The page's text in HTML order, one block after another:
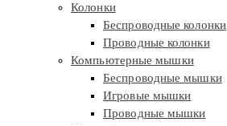
Колонки
Беспроводные колонки
Проводные колонки
Компьютерные мышки
Беспроводные мышки
Игровые мышки
Проводные мышки